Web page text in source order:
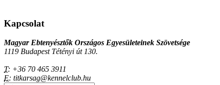
Kapcsolat
Magyar Ebtenyésztők Országos Egyesületeinek Szövetsége
1119 Budapest Tétényi út 130.
T: +36 70 465 3911
E: titkarsag@kennelclub.hu